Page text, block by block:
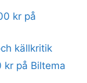
kr på
källkritik
kr på Biltema